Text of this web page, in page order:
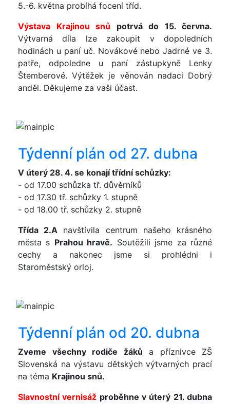
5.-6. května probíhá focení tříd.
Výstava Krajinou snů potrvá do 15. června.
Výtvarná díla lze zakoupit v dopoledních
hodinách u paní uč. Novákové nebo Jadrné ve 3.
patře, odpoledne u paní zástupkyně Lenky
Štemberové. Výtěžek je věnován nadaci Dobrý
anděl. Děkujeme za vaši účast.
Týdenní plán od 27. dubna
V úterý 28. 4. se konají třídní schůzky:
- od 17.00 schůzka tř. důvěrníků
- od 17.30 tř. schůzky 1. stupně
- od 18.00 tř. schůzky 2. stupně
Třída 2.A navštívila centrum našeho krásného
města s Prahou hravě. Soutěžili jsme za různé
cechy a nakonec jsme si prohlédni i
Staroměstský orloj.
Týdenní plán od 20. dubna
Zveme všechny rodiče žáků a příznivce ZŠ
Slovenská na výstavu dětských výtvarných prací
na téma Krajinou snů.
Slavnostní vernisáž proběhne v úterý 21. dubna